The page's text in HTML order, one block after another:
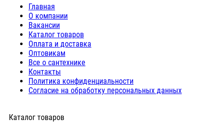
Главная
О компании
Вакансии
Каталог товаров
Оплата и доставка
Оптовикам
Все о сантехнике
Контакты
Политика конфиденциальности
Согласие на обработку персональных данных
Каталог товаров